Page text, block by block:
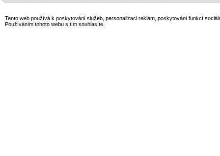
Tento web používá k poskytování služeb, personalizaci reklam, poskytování funkcí
Používáním tohoto webu s tím souhlasíte.